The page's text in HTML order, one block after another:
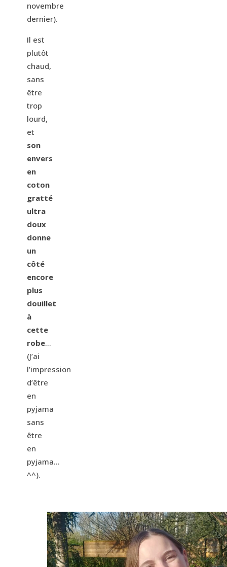
novembre
dernier).
Il est
plutôt
chaud,
sans
être
trop
lourd,
et
son
envers
en
coton
gratté
ultra
doux
donne
un
côté
encore
plus
douillet
à
cette
robe…
(J’ai
l’impression
d’être
en
pyjama
sans
être
en
pyjama…
^^).